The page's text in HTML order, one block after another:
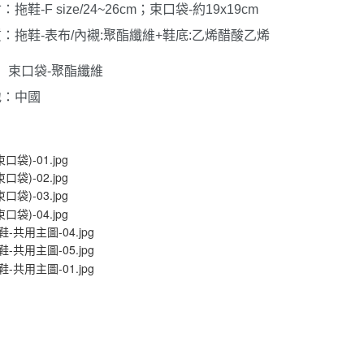
拖鞋-F size/24~26cm；束口袋-約19x19cm
拖鞋-表布/內襯:聚酯纖維+鞋底:乙烯醋酸乙烯
袋-聚酯纖維
中國